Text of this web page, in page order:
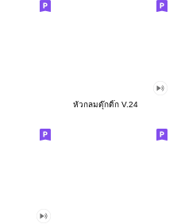
หัวกลมดุ๊กดิ๊ก V.24